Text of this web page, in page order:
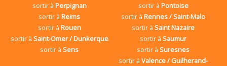
sortir à Perpignan sortir à Pontoise
sortir àReims sortir àRennes / Saint-Malo
sortir à Rouen sortir àSaint Nazaire
sortir à Saint-Omer / Dunkerque sortir àSaumur
sortir àSens sortir àSuresnes
sortir àValence / Guilherand-